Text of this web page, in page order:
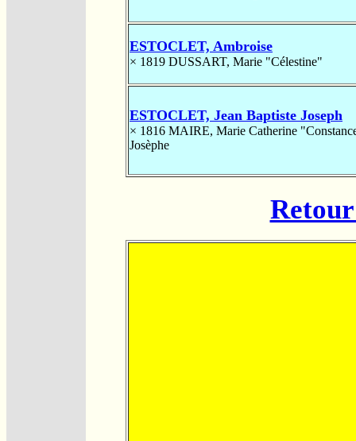
ESTOCLET, Ambroise
× 1819 DUSSART, Marie "Célestine"
ESTOCLET, Jean Baptiste Joseph
× 1816 MAIRE, Marie Catherine
Josèphe